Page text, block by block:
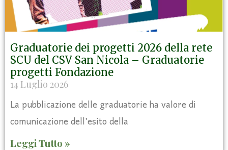
Graduatorie dei progetti 2026 della rete
SCU del CSV San Nicola – Graduatorie
progetti Fondazione
14 Luglio 2026
La pubblicazione delle graduatorie ha valore di
comunicazione dell’esito della
Leggi Tutto »